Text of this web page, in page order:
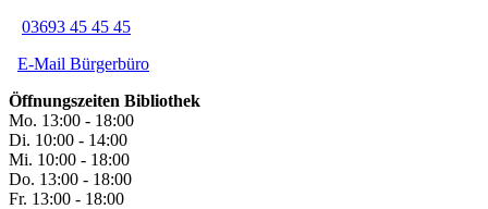
03693 45 45 45
E-Mail Bürgerbüro
Öffnungszeiten Bibliothek
Mo. 13:00 - 18:00
Di. 10:00 - 14:00
Mi. 10:00 - 18:00
Do. 13:00 - 18:00
Fr. 13:00 - 18:00